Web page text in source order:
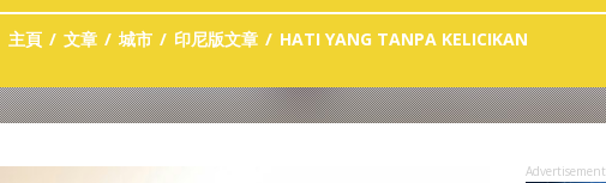
主頁 文章 城市 印尼版文章 HATI YANG TANPA KELICIKAN
Advertisement